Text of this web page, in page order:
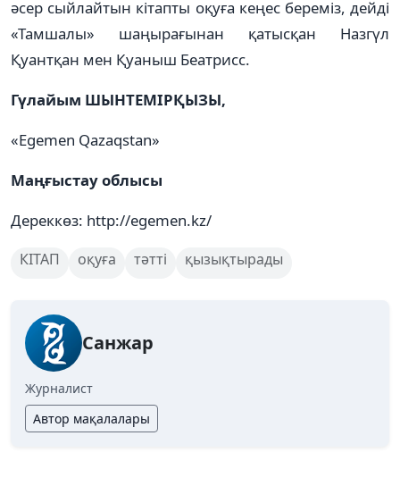
әсер сыйлайтын кітап­ты оқуға кеңес береміз, дейді
«Там­ша­лы» шаңырағынан қатысқан Наз­гүл
Қуантқан мен Қуаныш Беа­трисс.
Гүлайым ШЫНТЕМІРҚЫЗЫ,
«Egemen Qazaqstan»
Маңғыстау облысы
Дереккөз: http://egemen.kz/
КІТАП оқуға тәтті қызықтырады
Санжар
Журналист
Автор мақалалары